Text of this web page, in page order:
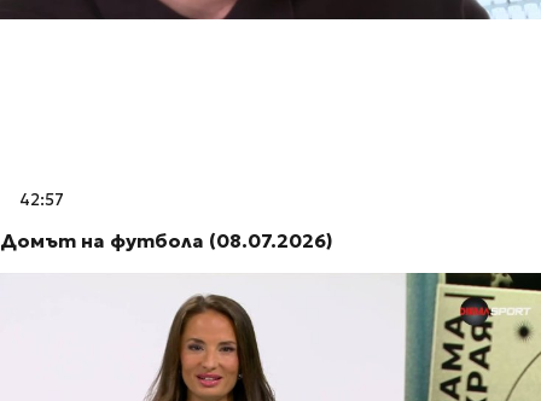
42:57
Домът на футбола (08.07.2026)